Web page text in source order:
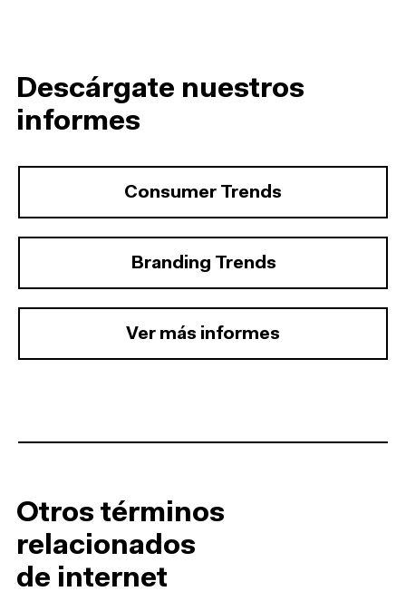
Descárgate nuestros
informes
Consumer Trends
Branding Trends
Ver más informes
Otros términos
relacionados
de internet